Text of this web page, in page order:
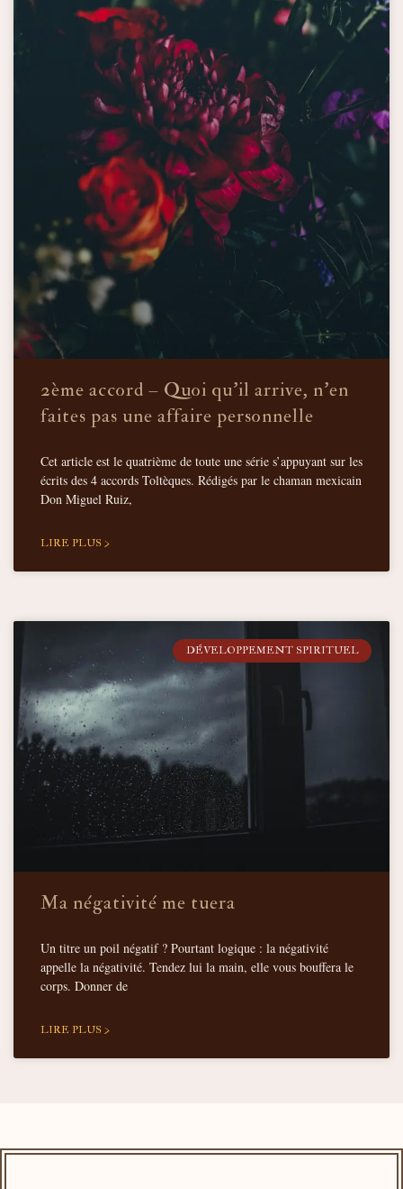
2ème accord – Quoi qu’il arrive, n’en
faites pas une affaire personnelle
Cet article est le quatrième de toute une série s’appuyant sur les
écrits des 4 accords Toltèques. Rédigés par le chaman mexicain
Don Miguel Ruiz,
LIRE PLUS >
DÉVELOPPEMENT SPIRITUEL
Ma négativité me tuera
Un titre un poil négatif ? Pourtant logique : la négativité
appelle la négativité. Tendez lui la main, elle vous bouffera le
corps. Donner de
LIRE PLUS >